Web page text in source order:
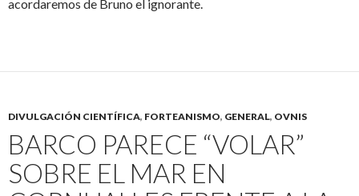
acordaremos de Bruno el ignorante.
DIVULGACIÓN CIENTÍFICA, FORTEANISMO, GENERAL, OVNIS
BARCO PARECE “VOLAR”
SOBRE EL MAR EN